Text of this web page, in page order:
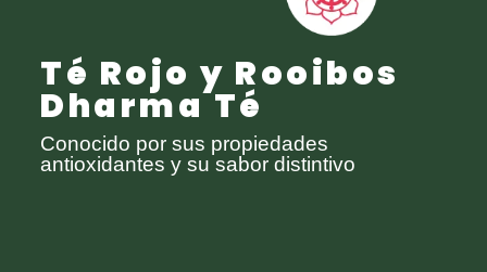
Té Rojo y Rooibos
Dharma Té
Conocido por sus propiedades
antioxidantes y su sabor distintivo